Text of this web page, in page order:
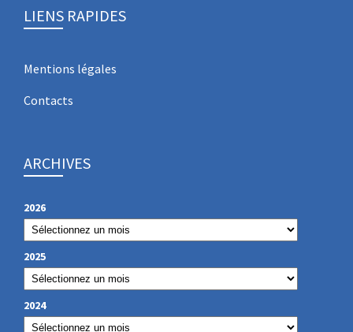
LIENS RAPIDES
Mentions légales
Contacts
ARCHIVES
2026
2025
2024